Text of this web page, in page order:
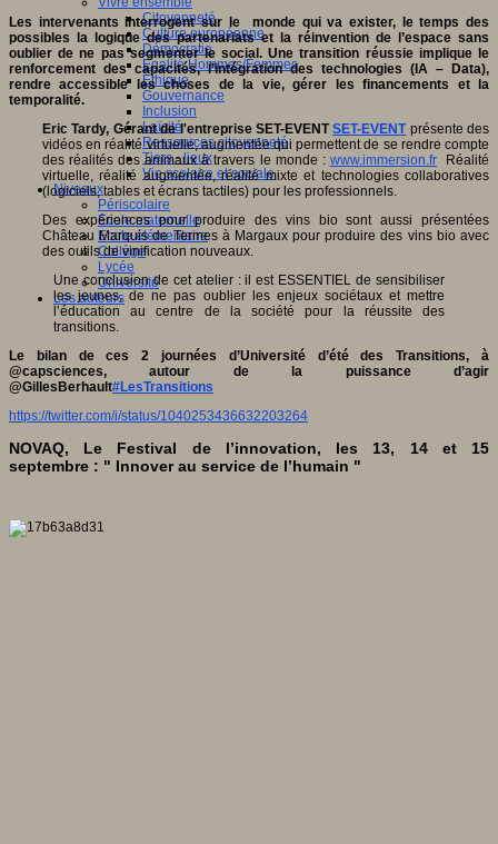
Citoyenneté
Culture européenne
Démocratie
Egalité Hommes/Femmes
Ethique
Gouvernance
Inclusion
Laïcité
Ressources citoyenneté
Tiers - lieux
Vie scolaire et sociale
Niveaux
Périscolaire
Ecole maternelle
Ecole élémentaire
Collège
Lycée
Université
Les auteurs
Les intervenants interrogent sur le monde qui va exister, le temps des
possibles la logique des partenariats et la réinvention de l’espace sans
oublier de ne pas segmenter le social. Une transition réussie implique le
renforcement des capacités, l’intégration des technologies (IA – Data),
rendre accessible les choses de la vie, gérer les financements et la
temporalité.
Eric Tardy, Gérant de l'entreprise SET-EVENTSET-EVENTprésente des
vidéos en réalité virtuelle, augmentée qui permettent de se rendre compte
des réalités des animaux à travers le monde : www.immersion.frRéalité
virtuelle, réalité augmentée, réalité mixte et technologies collaboratives
(logiciels, tables et écrans tactiles) pour les professionnels.
Des expériences pour produire des vins bio sont aussi présentées
Château Marquis de Termes à Margaux pour produire des vins bio avec
des outils de vinification nouveaux.
Une conclusion de cet atelier : il est ESSENTIEL de sensibiliser
les jeunes, de ne pas oublier les enjeux sociétaux et mettre
l’éducation au centre de la société pour la réussite des
transitions.
Le bilan de ces 2 journées d’Université d’été des Transitions, à
@capsciences, autour de la puissance d’agir
@GillesBerhault#LesTransitions
https://twitter.com/i/status/1040253436632203264
NOVAQ, Le Festival de l’innovation, les 13, 14 et 15
septembre : " Innover au service de l’humain "